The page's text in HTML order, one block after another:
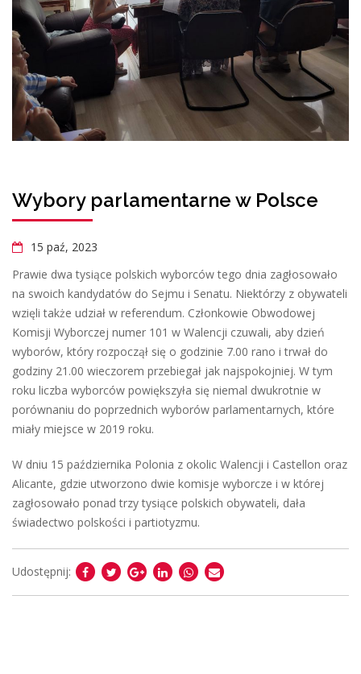
Wybory parlamentarne w Polsce
15 paź, 2023
Prawie dwa tysiące polskich wyborców tego dnia zagłosowało
na swoich kandydatów do Sejmu i Senatu. Niektórzy z obywateli
wzięli także udział w referendum. Członkowie Obwodowej
Komisji Wyborczej numer 101 w Walencji czuwali, aby dzień
wyborów, który rozpoczął się o godzinie 7.00 rano i trwał do
godziny 21.00 wieczorem przebiegał jak najspokojniej. W tym
roku liczba wyborców powiększyła się niemal dwukrotnie w
porównaniu do poprzednich wyborów parlamentarnych, które
miały miejsce w 2019 roku.
W dniu 15 października Polonia z okolic Walencji i Castellon oraz
Alicante, gdzie utworzono dwie komisje wyborcze i w której
zagłosowało ponad trzy tysiące polskich obywateli, dała
świadectwo polskości i partiotyzmu.
Udostępnij: